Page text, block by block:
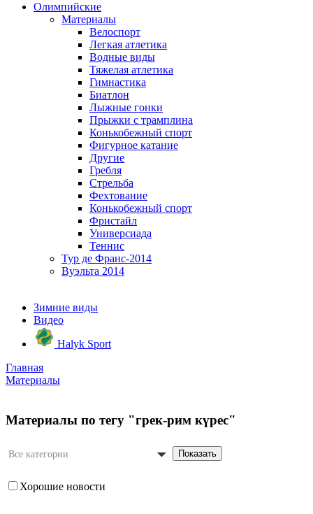
Олимпийские
Материалы
Велоспорт
Легкая атлетика
Водные виды
Тяжелая атлетика
Гимнастика
Биатлон
Лыжные гонки
Прыжки с трамплина
Конькобежный спорт
Фигурное катание
Другие
Гребля
Стрельба
Фехтование
Конькобежный спорт
Фристайл
Универсиада
Теннис
Тур де Франс-2014
Вуэльта 2014
Зимние виды
Видео
Halyk Sport
Главная
Материалы
Материалы по тегу "грек-рим күрес"
Все категории Показать
Хорошие новости